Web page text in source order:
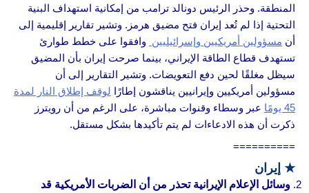
المنطقة. وحذر الرئيس دونالد ترامب من إمكانية استهداف البنية
التحتية إذا لم تُعد إيران فتح مضيق هرمز. وتشير تقارير إقليمية إلى
أن مسؤولين أمريكيين وإسرائيليين وافقوا على خطط طوارئ
تستهدف قطاع الطاقة الإيراني، بينما صرحت إيران بأن المضيق
سيظل مغلقًا لحين دفع التعويضات. وتشير التقارير إلى أن
مسؤولين أمريكيين وإيرانيين يناقشون إطارًا لوقف إطلاق النار لمدة
45 يومًا
عبر وسطاء وقنوات مباشرة، على الرغم من أن رويترز
ذكرت أن هذه الادعاءات لم يتم تأكيدها بشكل مستقل.
==========
★ إيران
وسائل الإعلام الإيرانية تحذر من أن الضربات الأمريكية قد